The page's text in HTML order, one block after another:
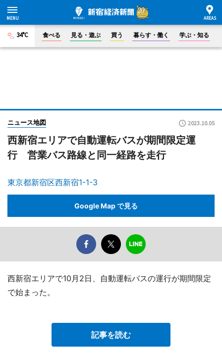
34°C 食べる 見る・遊ぶ 買う 暮らす・働く 学ぶ・知る
ニュース地図 2023.10.05
西新宿エリアで自動運転バスが期間限定運
行 営業バス路線と同一経路を走行
東京都新宿区西新宿1-1-3
Google Map で見る
西新宿エリアで10月2日、自動運転バスの運行が期間限定
で始まった。
記事を読む